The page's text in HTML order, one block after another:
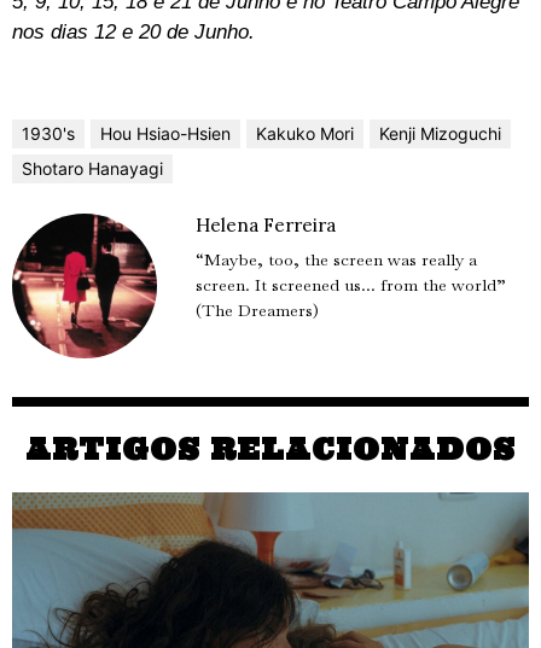
nos dias 12 e 20 de Junho.
1930's Hou Hsiao-Hsien Kakuko Mori
Kenji Mizoguchi
Shotaro Hanayagi
Helena Ferreira
“Maybe, too, the screen was really a
screen. It screened us... from the world”
(The Dreamers)
ARTIGOS RELACIONADOS